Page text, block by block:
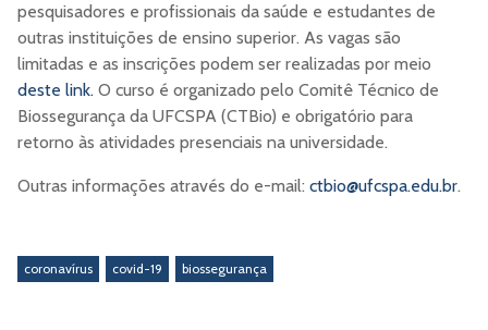
pesquisadores e profissionais da saúde e estudantes de
outras instituições de ensino superior. As vagas são
limitadas e as inscrições podem ser realizadas por meio
deste link. O curso é organizado pelo Comitê Técnico de
Biossegurança da UFCSPA (CTBio) e obrigatório para
retorno às atividades presenciais na universidade.
Outras informações através do e-mail: ctbio@ufcspa.edu.br.
coronavírus covid-19 biossegurança